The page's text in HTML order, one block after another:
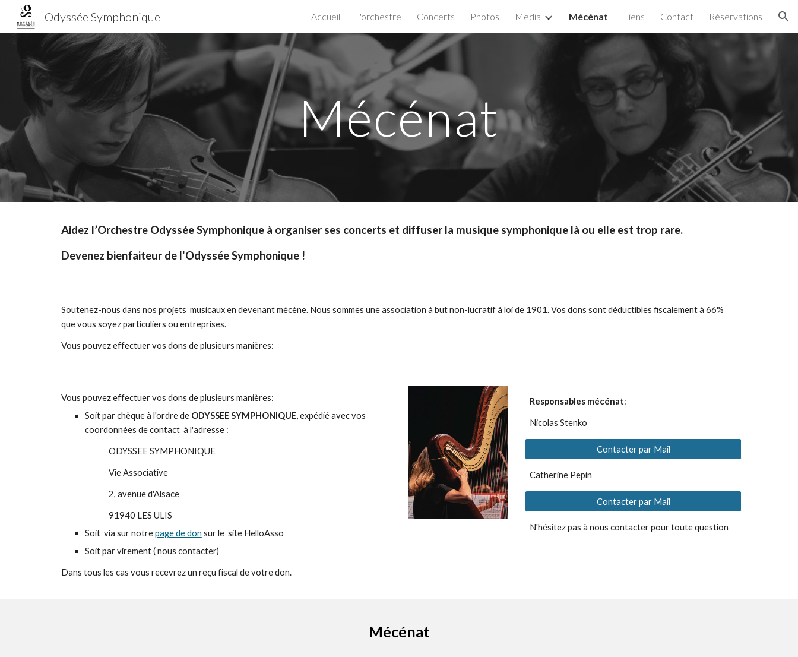
Skip to main content Skip to navigation
Odyssée Symphonique Accueil L'orchestre Concerts Photos Media Mécénat Liens Contact Réservations
Mécénat
Aidez l’Orchestre Odyssée Symphonique à organiser ses concerts et diffuser la musique symphonique là ou elle est trop rare.
Devenez bienfaiteur de l'Odyssée Symphonique !
Soutenez-nous dans nos projets musicaux en devenant mécène. Nous sommes une association à but non-lucratif à loi de 1901. Vos dons sont déductibles fiscalement à 66%
que vous soyez particuliers ou entreprises.
Vous pouvez effectuer vos dons de plusieurs manières:
Vous pouvez effectuer vos dons de plusieurs manières:
Soit par chèque à l'ordre de ODYSSEE SYMPHONIQUE,expédié avec vos
coordonnées de contact à l'adresse :
ODYSSEE SYMPHONIQUE
Vie Associative
2, avenue d'Alsace
91940 LES ULIS
Soit via sur notrepage de don sur le site HelloAsso
Soit par virement ( nous contacter)
Dans tous les cas vous recevrez un reçu fiscal de votre don.
Responsables mécénat:
Nicolas Stenko
Contacter par Mail
Catherine Pepin
Contacter par Mail
N'hésitez pas à nous contacter pour toute question
Mécénat